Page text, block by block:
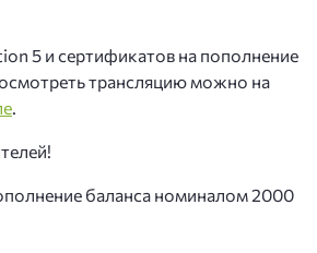
5 и сертификатов на пополнение
трансляцию можно на
.
баланса номиналом 2000